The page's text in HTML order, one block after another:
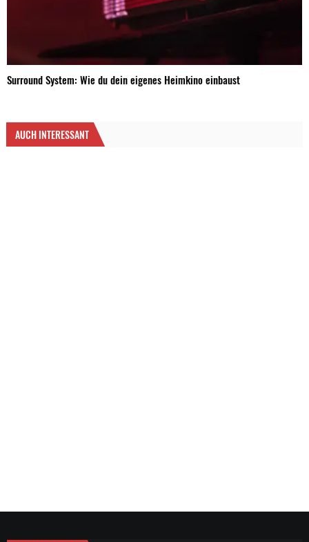
Surround System: Wie du dein eigenes Heimkino einbaust
AUCH INTERESSANT